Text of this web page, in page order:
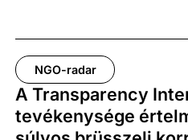
valós – felmerülése, az
mértéke és annak
közvélemény a sajtón, míg
NGO-k támogatásán és
keresztül kívánják az erről
NGO-radar
A Transparency
tevékenysége